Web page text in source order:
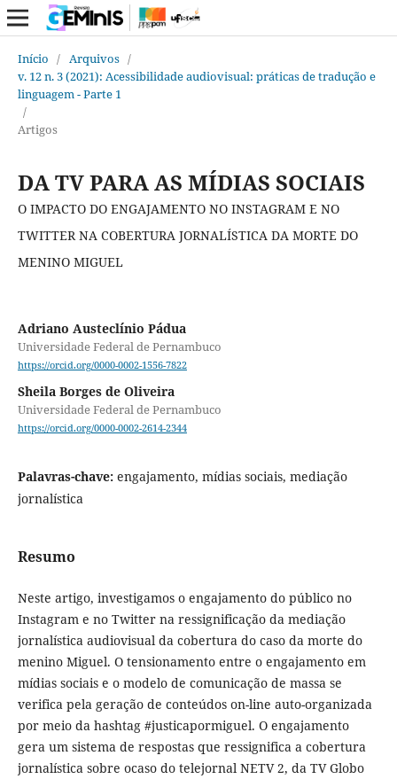
Início / Arquivos /
v. 12 n. 3 (2021): Acessibilidade audiovisual: práticas de tradução e
linguagem - Parte 1
/
Artigos
DA TV PARA AS MÍDIAS SOCIAIS
O IMPACTO DO ENGAJAMENTO NO INSTAGRAM E NO
TWITTER NA COBERTURA JORNALÍSTICA DA MORTE DO
MENINO MIGUEL
Adriano Austeclínio Pádua
Universidade Federal de Pernambuco
https://orcid.org/0000-0002-1556-7822
Sheila Borges de Oliveira
Universidade Federal de Pernambuco
https://orcid.org/0000-0002-2614-2344
Palavras-chave: engajamento, mídias sociais, mediação
jornalística
Resumo
Neste artigo, investigamos o engajamento do público no
Instagram e no Twitter na ressignificação da mediação
jornalística audiovisual da cobertura do caso da morte do
menino Miguel. O tensionamento entre o engajamento em
mídias sociais e o modelo de comunicação de massa se
verifica pela geração de conteúdos on-line auto-organizada
por meio da hashtag #justicapormiguel. O engajamento
gera um sistema de respostas que ressignifica a cobertura
jornalística sobre ocaso do telejornal NETV 2, da TV Globo